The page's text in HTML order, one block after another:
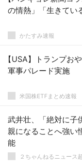
の情熱」「生きてい
かたすみ速報
【USA】トランプお
軍事パレード実施
米国株ETFまとめ速報
武井壮、「絶対に子
親になることへ強い
能
２ちゃんねるニュース